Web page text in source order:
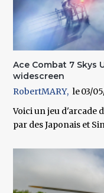
Ace Combat 7 Skys
widescreen
RobertMARY
03/
Voici un jeu d'arcade
par des Japonais et